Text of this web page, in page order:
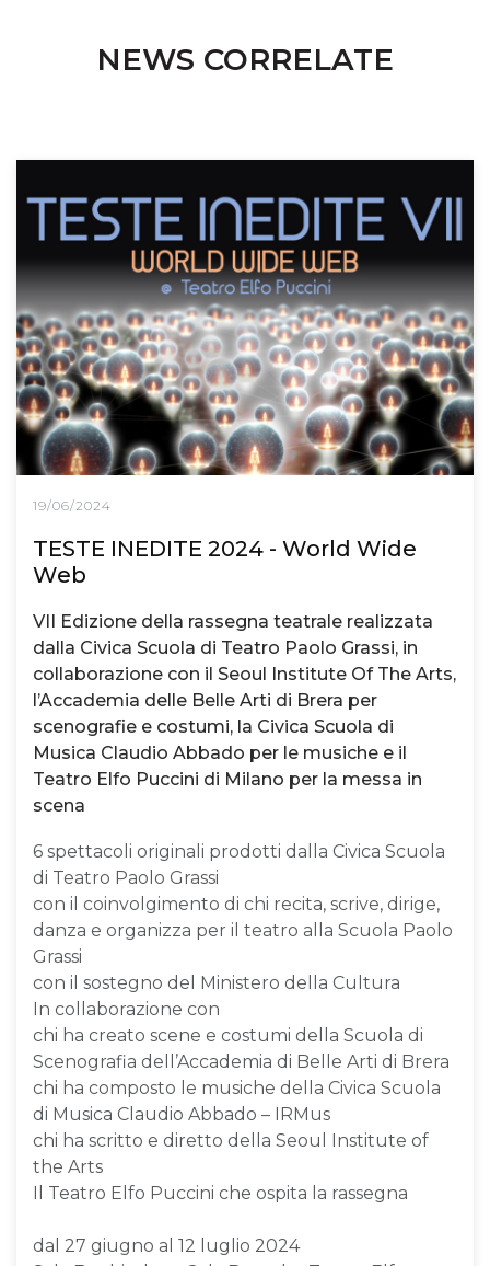
NEWS CORRELATE
19/06/2024
TESTE INEDITE 2024 - World Wide
Web
VII Edizione della rassegna teatrale realizzata
dalla Civica Scuola di Teatro Paolo Grassi, in
collaborazione con il Seoul Institute Of The Arts,
l’Accademia delle Belle Arti di Brera per
scenografie e costumi, la Civica Scuola di
Musica Claudio Abbado per le musiche e il
Teatro Elfo Puccini di Milano per la messa in
scena
6 spettacoli originali prodotti dalla Civica Scuola
di Teatro Paolo Grassi
con il coinvolgimento di chi recita, scrive, dirige,
danza e organizza per il teatro alla Scuola Paolo
Grassi
con il sostegno del Ministero della Cultura
In collaborazione con
chi ha creato scene e costumi della Scuola di
Scenografia dell’Accademia di Belle Arti di Brera
chi ha composto le musiche della Civica Scuola
di Musica Claudio Abbado – IRMus
chi ha scritto e diretto della Seoul Institute of
the Arts
Il Teatro Elfo Puccini che ospita la rassegna
dal 27 giugno al 12 luglio 2024